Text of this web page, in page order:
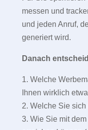
messen und
und jeden Anruf,
generiert wird.
Danach
1. Welche
Ihnen wirklich
2. Welche Sie
3. Wie Sie mit